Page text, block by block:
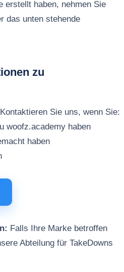
erstellt haben, nehmen Sie
das unten stehende
zu
Sie uns, wenn Sie:
woofz.academy haben
haben
Falls Ihre Marke betroffen
Abteilung für TakeDowns